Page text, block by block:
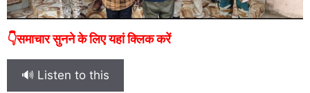
👇समाचार सुनने के लिए यहां क्लिक करें
🔊 Listen to this